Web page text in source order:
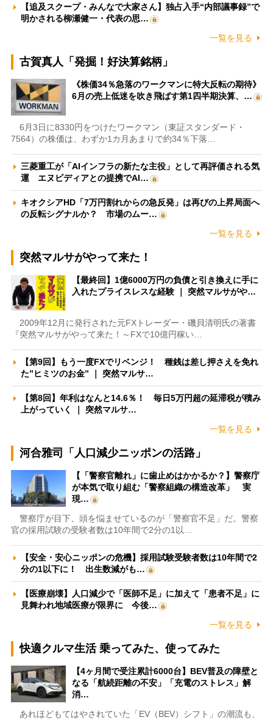
【追及スクープ・みんなで大家さん】独占入手“内部議事録”で
明かされる柳瀬健一・代表の思…
一覧を見る
古賀真人「発掘！好決算銘柄」
《株価34％急落のワークマンに特大反転の期待》
6月の売上低迷を吹き飛ばす第1四半期決算、…
6月3日に8330円をつけたワークマン（東証スタンダード・
7564）の株価は、わずか1カ月あまりで約34％下落…
三菱重工が「AIインフラの新たな主役」として再評価される気
運 エヌビディアとの提携でAI…
キオクシアHD「7万円割れからの急反発」は再びの上昇局面へ
の反転シグナルか？ 市場のムー…
一覧を見る
突然マルサがやって来た！
【最終回】1億6000万円の負債と引き換えに手に
入れたプライスレスな経験 ｜ 突然マルサがや…
2009年12月に発行された元FXトレーダー・磯貝清明氏の著書
『突然マルサがやって来た！～FXで10億円稼い…
【第9回】もう一度FXでリベンジ！ 種銭は差し押さえを免れ
た”ヒミツのお金” ｜ 突然マルサ…
【第8回】年利はなんと14.6％！ 毎日5万円超の延滞税が積み
上がっていく ｜ 突然マルサ…
一覧を見る
河合雅司「人口減少ニッポンの活路」
【「警察官離れ」に歯止めはかかるか？】警察庁
が本気で取り組む「警察組織の構造改革」 実
現…
警察庁が目下、頭を悩ませているのが「警察官不足」だ。警察
官の採用試験の受験者数は10年間で2分の1以…
【安全・安心ニッポンの危機】採用試験受験者数は10年間で2
分の1以下に！ 出生数減がも…
【医療崩壊】人口減少で「医師不足」に加えて「患者不足」に
見舞われ地域医療が限界に 今後…
一覧を見る
快適クルマ生活 乗ってみた、使ってみた
【4ヶ月間で受注累計6000台】BEV普及の障壁と
なる「航続距離の不安」「充電のストレス」解
消…
あれほどもてはやされていた「EV（BEV）シフト」の潮流も、